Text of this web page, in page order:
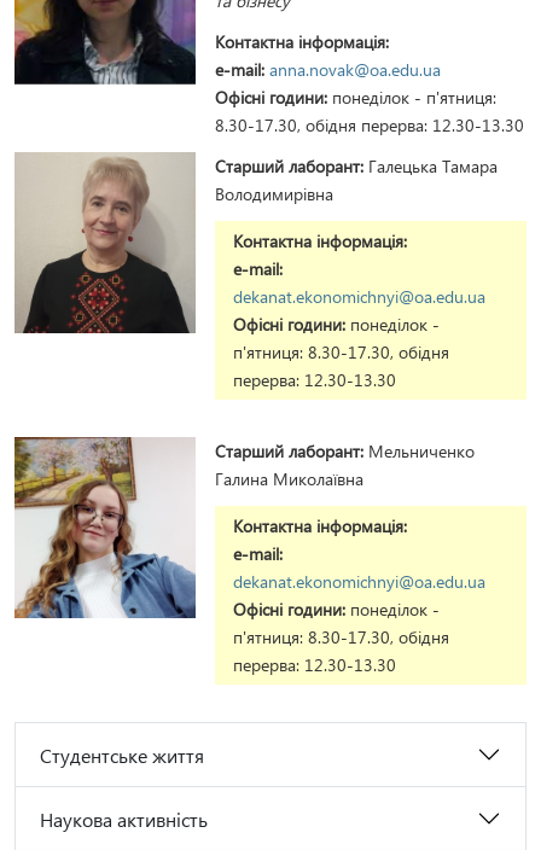
Контактна інформація:
e-mail: anna.novak@oa.edu.ua
Офісні години: понеділок - п'ятниця:
8.30-17.30, обідня перерва: 12.30-13.30
Старший лаборант: Галецька Тамара
Володимирівна
Контактна інформація:
e-mail:
dekanat.ekonomichnyi@oa.edu.ua
Офісні години: понеділок -
п'ятниця: 8.30-17.30, обідня
перерва: 12.30-13.30
Старший лаборант: Мельниченко
Галина Миколаївна
Контактна інформація:
e-mail:
dekanat.ekonomichnyi@oa.edu.ua
Офісні години: понеділок -
п'ятниця: 8.30-17.30, обідня
перерва: 12.30-13.30
Студентське життя
Наукова активність